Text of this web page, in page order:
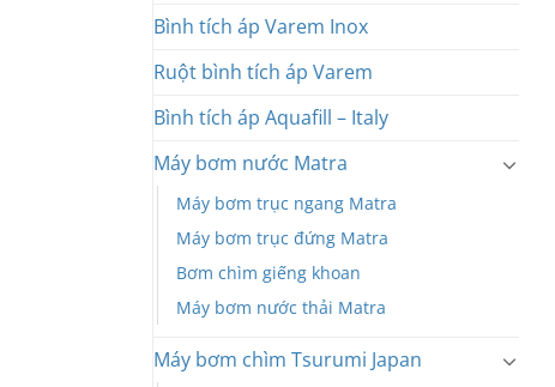
Bình tích áp Varem Inox
Ruột bình tích áp Varem
Bình tích áp Aquafill – Italy
Máy bơm nước Matra
Máy bơm trục ngang Matra
Máy bơm trục đứng Matra
Bơm chìm giếng khoan
Máy bơm nước thải Matra
Máy bơm chìm Tsurumi Japan